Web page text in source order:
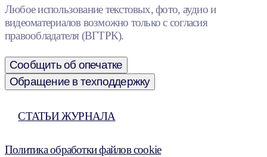
Любое использование текстовых, фото, аудио и
видеоматериалов возможно только с согласия
правообладателя (ВГТРК).
Сообщить об опечатке
Обращение в техподдержку
СТАТЬИ ЖУРНАЛА
Политика обработки файлов cookie